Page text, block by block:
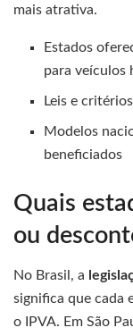
mais atrativa.
Estados
para veículos
Leis e
Modelos
beneficiados
Quais
ou
No Brasil, a
significa que cada
o IPVA. Em São